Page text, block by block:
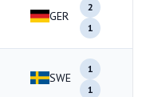
GER
2
1
SWE
1
1